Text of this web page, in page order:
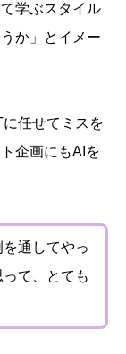
学ぶスタイル
か」とイメー
任せてミスを
企画にもAIを
を通してやっ
て、とても